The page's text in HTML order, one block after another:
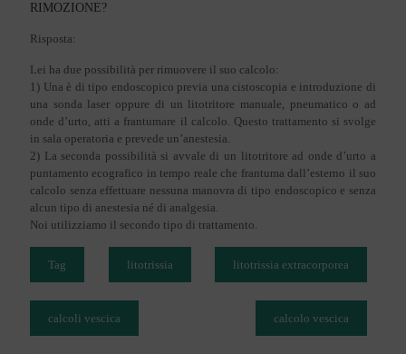
RIMOZIONE?
Risposta:
Lei ha due possibilità per rimuovere il suo calcolo:
1) Una è di tipo endoscopico previa una cistoscopia e introduzione di
una sonda laser oppure di un litotritore manuale, pneumatico o ad
onde d’urto, atti a frantumare il calcolo. Questo trattamento si svolge
in sala operatoria e prevede un’anestesia.
2) La seconda possibilità si avvale di un litotritore ad onde d’urto a
puntamento ecografico in tempo reale che frantuma dall’esterno il suo
calcolo senza effettuare nessuna manovra di tipo endoscopico e senza
alcun tipo di anestesia né di analgesia.
Noi utilizziamo il secondo tipo di trattamento.
Tag litotrissia litotrissia extracorporea
calcoli vescica calcolo vescica